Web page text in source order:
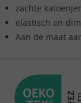
zachte
elastisch en
Aan de maat